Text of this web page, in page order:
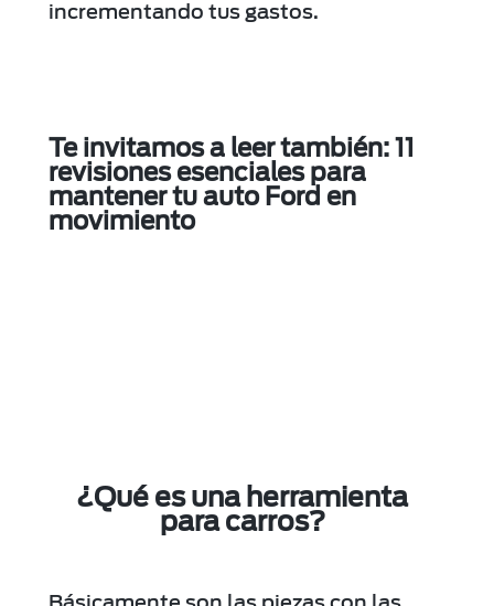
incrementando tus gastos.
Te invitamos a leer también: 11
revisiones esenciales para
mantener tu auto Ford en
movimiento
¿Qué es una herramienta
para carros?